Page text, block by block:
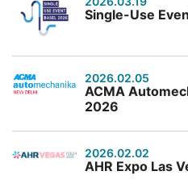
Single-Use
2026.02.05
ACMA
2026
2026.02.02
AHR Expo Las